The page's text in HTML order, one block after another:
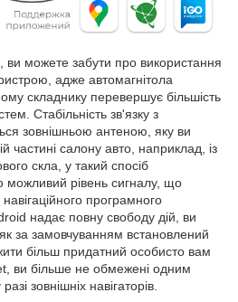
можете забути про використання
адже автомагнітола
складнику перевершує більшість
Стабільність зв'язку з
зовнішньою антеною, яку ви
частині салону авто, наприклад, із
скла, у такий спосіб
можливий рівень сигналу, що
програмного
надає повну свободу дій, ви
за замовчуванням встановлений
більш придатний особисто вам
ви більше не обмежені одним
зовнішніх навігаторів.